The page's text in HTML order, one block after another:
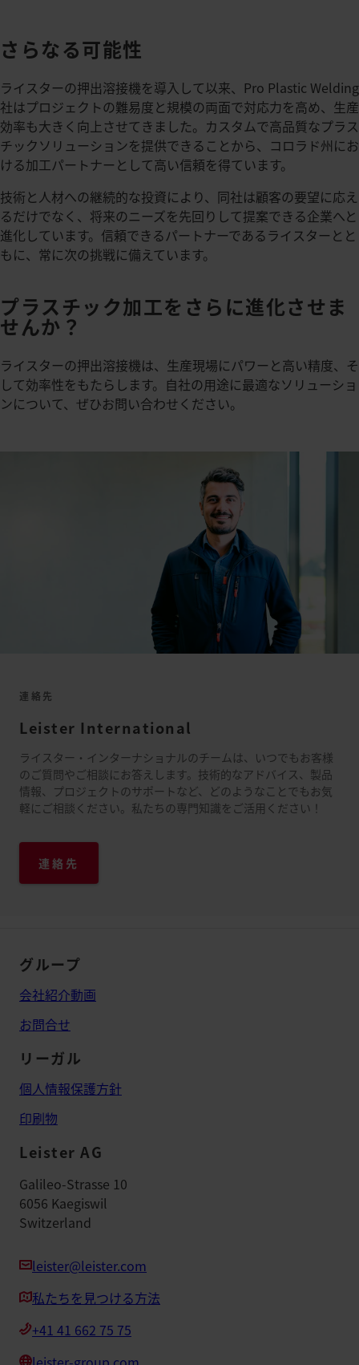
さらなる可能性
ライスターの押出溶接機を導入して以来、Pro Plastic Welding
社はプロジェクトの難易度と規模の両面で対応力を高め、生産
効率も大きく向上させてきました。​カスタムで高品質なプラス
チックソリューションを提供できることから、コロラド州にお
ける加工パートナーとして高い信頼を得ています。​
技術と人材への継続的な投資により、同社は顧客の要望に応え
るだけでなく、将来のニーズを先回りして提案できる企業へと
進化しています。​信頼できるパートナーであるライスターとと
もに、常に次の挑戦に備えています。​
プラスチック加工をさらに進化させま
せんか？
ライスターの押出溶接機は、生産現場にパワーと高い精度、そ
して効率性をもたらします。​自社の用途に最適なソリューショ
ンについて、ぜひお問い合わせください。
連絡先
Leister International
ライスター・インターナショナルのチームは、いつでもお客様
のご質問やご相談にお答えします。技術的なアドバイス、製品
情報、プロジェクトのサポートなど、どのようなことでもお気
軽にご相談ください。私たちの専門知識をご活用ください！
連絡先
グループ
会社紹介動画
お問合せ
リーガル
個人情報保護方針
印刷物
Leister AG
Galileo-Strasse 10
6056 Kaegiswil
Switzerland
leister@leister.com
私たちを見つける方法
+41 41 662 75 75